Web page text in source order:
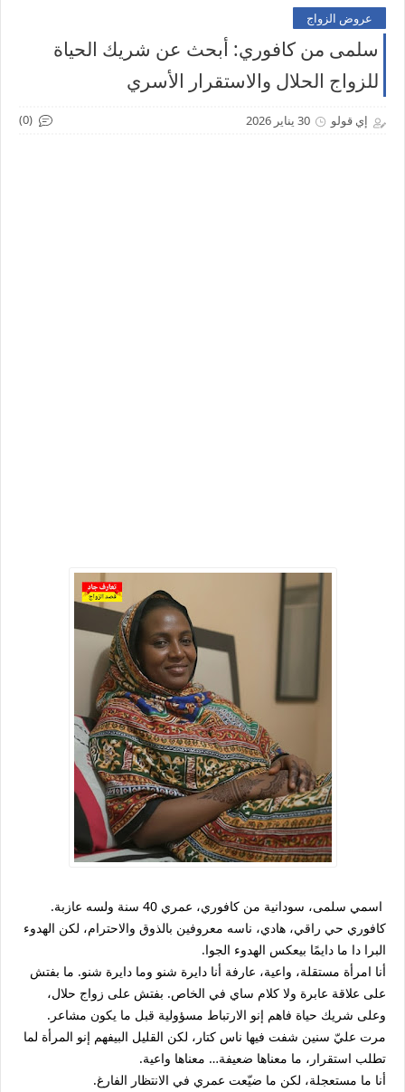
عروض الزواج
سلمى من كافوري: أبحث عن شريك الحياة
للزواج الحلال والاستقرار الأسري
إي قولو 30 يناير 2026 (0)
اسمي سلمى، سودانية من كافوري، عمري 40 سنة ولسه عازبة.
كافوري حي راقي، هادي، ناسه معروفين بالذوق والاحترام، لكن الهدوء
البرا دا ما دايمًا بيعكس الهدوء الجوا.
أنا امرأة مستقلة، واعية، عارفة أنا دايرة شنو وما دايرة شنو. ما بفتش
على علاقة عابرة ولا كلام ساي في الخاص. بفتش على زواج حلال،
وعلى شريك حياة فاهم إنو الارتباط مسؤولية قبل ما يكون مشاعر.
مرت عليّ سنين شفت فيها ناس كتار، لكن القليل البيفهم إنو المرأة لما
تطلب استقرار، ما معناها ضعيفة… معناها واعية.
أنا ما مستعجلة، لكن ما ضيّعت عمري في الانتظار الفارغ.